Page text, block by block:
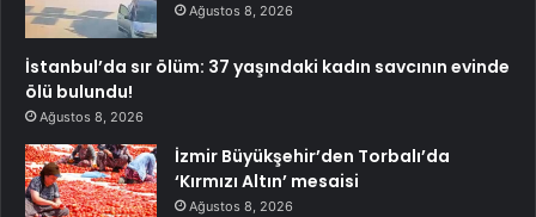
Ağustos 8, 2026
İstanbul’da sır ölüm: 37 yaşındaki kadın savcının evinde
ölü bulundu!
Ağustos 8, 2026
İzmir Büyükşehir’den Torbalı’da
‘Kırmızı Altın’ mesaisi
Ağustos 8, 2026